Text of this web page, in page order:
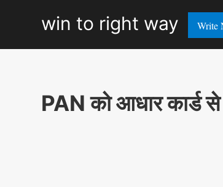
win
to
win to right way Write
PAN को आधार कार्ड